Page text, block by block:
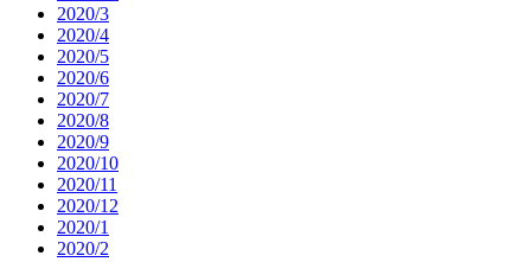
2020/3
2020/4
2020/5
2020/6
2020/7
2020/8
2020/9
2020/10
2020/11
2020/12
2020/1
2020/2